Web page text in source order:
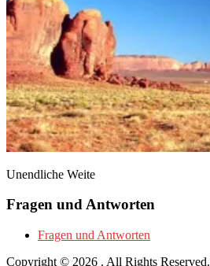
Unendliche Weite
Fragen und Antworten
Fragen und Antworten
Copyright © 2026 . All Rights Reserved.